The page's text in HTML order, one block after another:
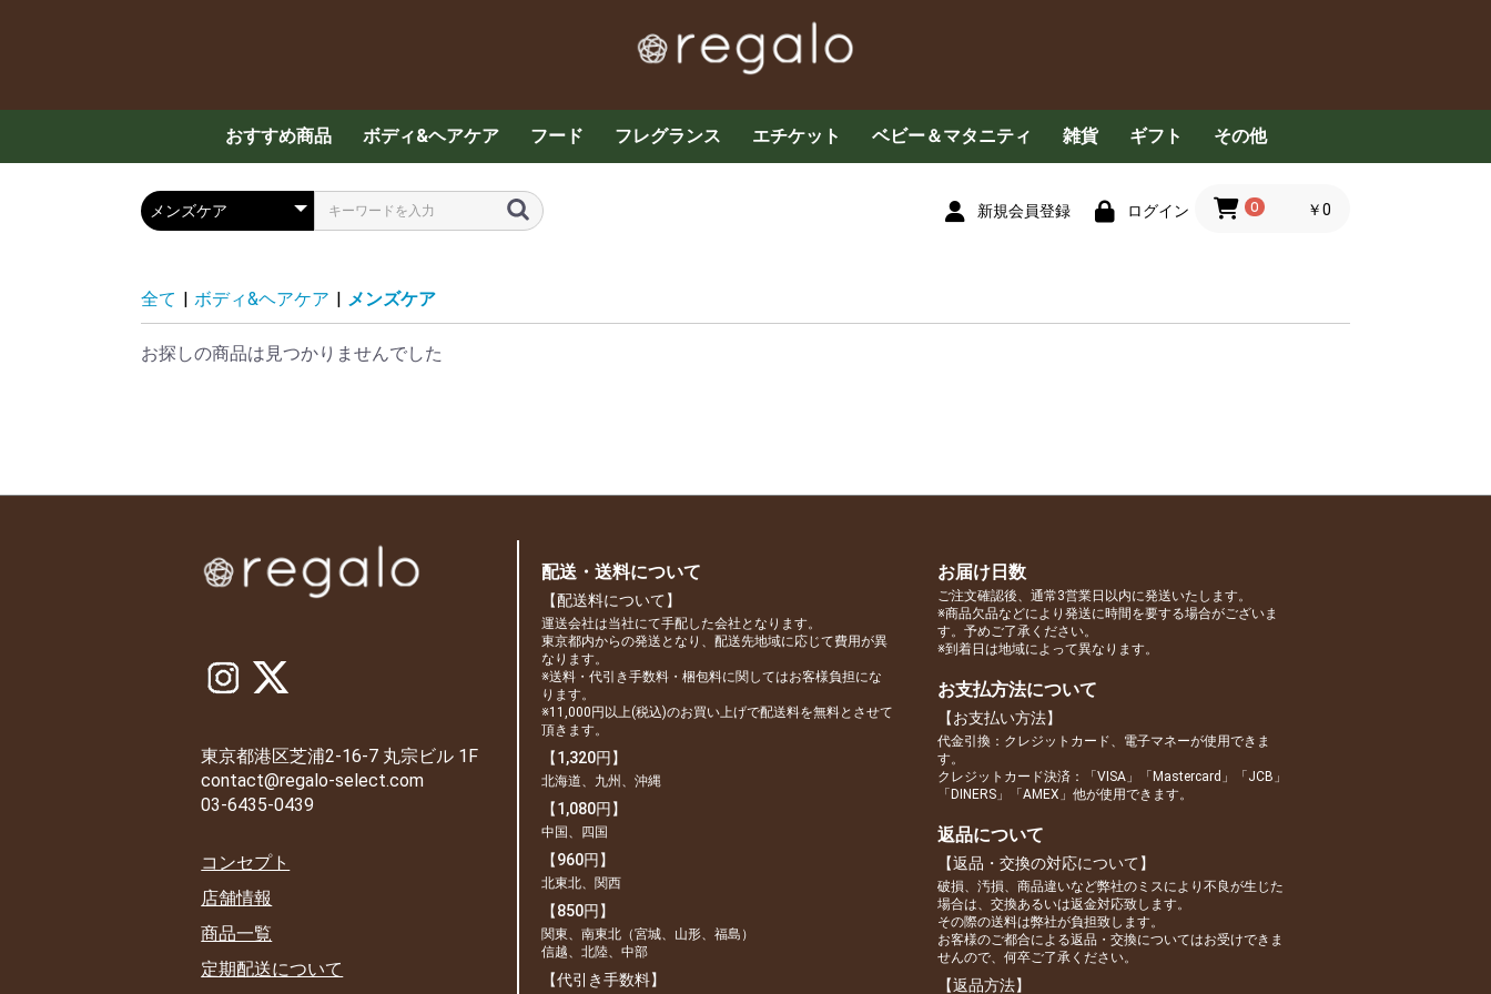
おすすめ商品 ボディ&ヘアケア
スキンケア
ハンド・ボディケア
メンズケア
ヘアケア
入浴剤
フード
お茶・コーヒー各種
グラノーラ・ドライフ
ルーツ
その他フード
お菓子
プロテイン・サプリメ
ント
ザクロ
はちみつ
フレグランス エチケット ベビー＆マタニティ 雑貨 ギフト その他
新規会員登録 ログイン 0 ￥0
全て | ボディ&ヘアケア | メンズケア
お探しの商品は見つかりませんでした
東京都港区芝浦2-16-7 丸宗ビル 1F
contact@regalo-select.com
03-6435-0439
コンセプト
店舗情報
商品一覧
定期配送について
配送・送料について
【配送料について】
運送会社は当社にて手配した会社となります。
東京都内からの発送となり、配送先地域に応じて費用が異
なります。
※送料・代引き手数料・梱包料に関してはお客様負担にな
ります。
※11,000円以上(税込)のお買い上げで配送料を無料とさせて
頂きます。
【1,320円】
北海道、九州、沖縄
【1,080円】
中国、四国
【960円】
北東北、関西
【850円】
関東、南東北（宮城、山形、福島）
信越、北陸、中部
【代引き手数料】
お届け日数
ご注文確認後、通常3営業日以内に発送いたします。
※商品欠品などにより発送に時間を要する場合がございま
す。予めご了承ください。
※到着日は地域によって異なります。
お支払方法について
【お支払い方法】
代金引換：クレジットカード、電子マネーが使用できま
す。
クレジットカード決済：「VISA」「Mastercard」「JCB」
「DINERS」「AMEX」他が使用できます。
返品について
【返品・交換の対応について】
破損、汚損、商品違いなど弊社のミスにより不良が生じた
場合は、交換あるいは返金対応致します。
その際の送料は弊社が負担致します。
お客様のご都合による返品・交換についてはお受けできま
せんので、何卒ご了承ください。
【返品方法】